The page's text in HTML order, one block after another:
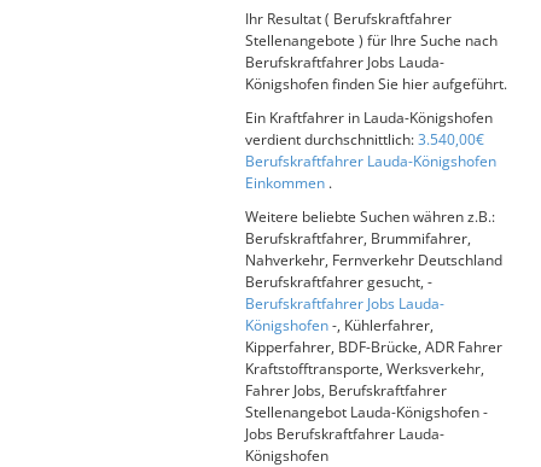
Ihr Resultat ( Berufskraftfahrer
Stellenangebote ) für Ihre Suche nach
Berufskraftfahrer Jobs Lauda-
Königshofen finden Sie hier aufgeführt.
Ein Kraftfahrer in Lauda-Königshofen
verdient durchschnittlich:3.540,00€
Berufskraftfahrer Lauda-Königshofen
Einkommen .
Weitere beliebte Suchen währen z.B.:
Berufskraftfahrer, Brummifahrer,
Nahverkehr, Fernverkehr Deutschland
Berufskraftfahrer gesucht, -
Berufskraftfahrer Jobs Lauda-
Königshofen-, Kühlerfahrer,
Kipperfahrer, BDF-Brücke, ADR Fahrer
Kraftstofftransporte, Werksverkehr,
Fahrer Jobs, Berufskraftfahrer
Stellenangebot Lauda-Königshofen -
Jobs Berufskraftfahrer Lauda-
Königshofen